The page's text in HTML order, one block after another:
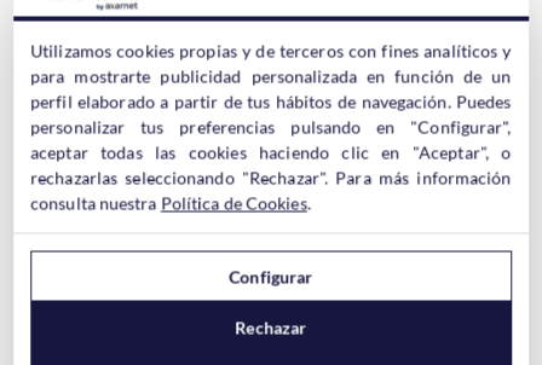
Unframese utiliza para cargar parte de una página web en
otra web, con esta cabecera podemos evitarlo o añadir sólo
algunas URL’s permitidas.
– X-Content-Type-Options
Con esta cabecera de seguridad podemos evitar que el
navegador cargue contenido enmascarado para intentar
engañarlo.
– Referrer-Policy
Cuando visitas una web el servidor «
quieres evitar esto en tu WordPress puedes usar esta
Utilizamos cookies propias y de terceros con fines analíticos y
para mostrarte publicidad personalizada en función de un
perfil elaborado a partir de tus hábitos de navegación. Puedes
personalizar tus preferencias pulsando en "Configurar",
aceptar todas las cookies haciendo clic en "Aceptar", o
rechazarlas seleccionando "Rechazar". Para más información
consulta nuestra Política de Cookies.
Configurar
Rechazar